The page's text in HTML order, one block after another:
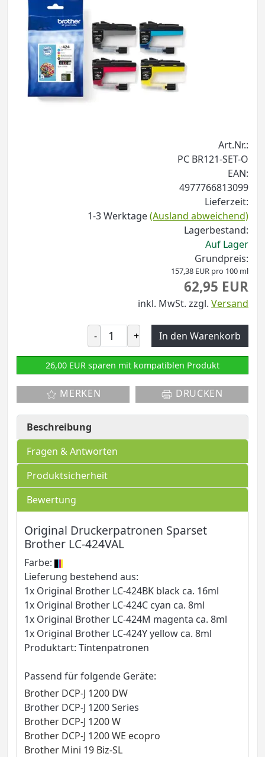
Art.Nr.:
PC BR121-SET-O
EAN:
4977766813099
Lieferzeit:
1-3 Werktage(Ausland abweichend)
Lagerbestand:
Auf Lager
Grundpreis:
157,38 EUR pro 100 ml
62,95 EUR
inkl. MwSt. zzgl. Versand
- + In den Warenkorb
26,00 EUR sparen mit kompatiblen Produkt
MERKEN DRUCKEN
Beschreibung
Fragen & Antworten
Produktsicherheit
Bewertung
Original Druckerpatronen Sparset
Brother LC-424VAL
Farbe:
Lieferung bestehend aus:
1x Original Brother LC-424BK black ca. 16ml
1x Original Brother LC-424C cyan ca. 8ml
1x Original Brother LC-424M magenta ca. 8ml
1x Original Brother LC-424Y yellow ca. 8ml
Produktart: Tintenpatronen
Passend für folgende Geräte:
Brother DCP-J 1200 DW
Brother DCP-J 1200 Series
Brother DCP-J 1200 W
Brother DCP-J 1200 WE ecopro
Brother Mini 19 Biz-SL